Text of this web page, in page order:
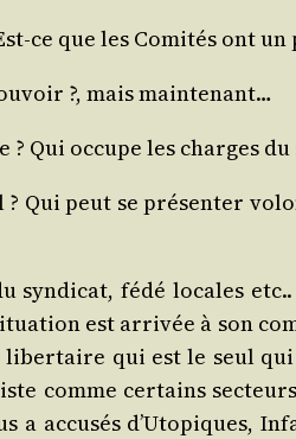
ce que les Comi­tés ont un
?, mais maintenant…
Qui occupe les charges du
Qui peut se pré­sen­ter
fédé locales
est arri­vée à son
liber­taire qui est le seul
comme cer­tains
accu­sés d’U­to­piques,